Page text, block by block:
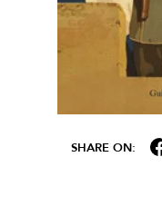
SHARE ON: